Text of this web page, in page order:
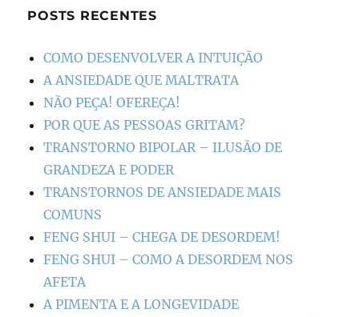
POSTS RECENTES
COMO DESENVOLVER A INTUIÇÃO
A ANSIEDADE QUE MALTRATA
NÃO PEÇA! OFEREÇA!
POR QUE AS PESSOAS GRITAM?
TRANSTORNO BIPOLAR – ILUSÃO DE
GRANDEZA E PODER
TRANSTORNOS DE ANSIEDADE MAIS
COMUNS
FENG SHUI – CHEGA DE DESORDEM!
FENG SHUI – COMO A DESORDEM NOS
AFETA
A PIMENTA E A LONGEVIDADE